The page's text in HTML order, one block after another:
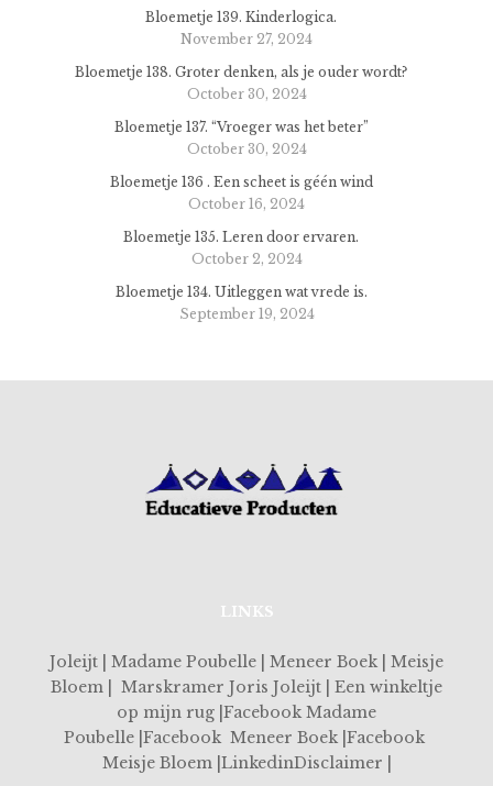
Bloemetje 139. Kinderlogica.
November 27, 2024
Bloemetje 138. Groter denken, als je ouder wordt?
October 30, 2024
Bloemetje 137. “Vroeger was het beter”
October 30, 2024
Bloemetje 136 . Een scheet is géén wind
October 16, 2024
Bloemetje 135. Leren door ervaren.
October 2, 2024
Bloemetje 134. Uitleggen wat vrede is.
September 19, 2024
LINKS
Joleijt | Madame Poubelle | Meneer Boek | Meisje
Bloem | Marskramer Joris Joleijt | Een winkeltje
op mijn rug |Facebook Madame
Poubelle |Facebook Meneer Boek |Facebook
Meisje Bloem |LinkedinDisclaimer |